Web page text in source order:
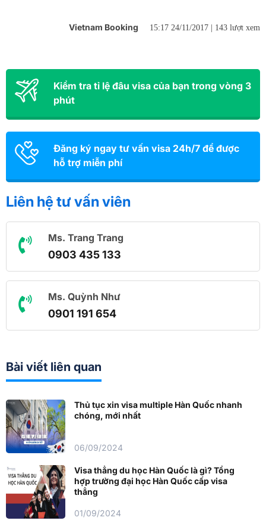
Vietnam Booking 15:17 24/11/2017 | 143 lượt xem
Kiểm tra tỉ lệ đâu visa của bạn trong vòng 3
phút
Đăng ký ngay tư vấn visa 24h/7 để được
hỗ trợ miễn phí
Liên hệ tư vấn viên
Ms. Trang Trang
0903 435 133
Ms. Quỳnh Như
0901 191 654
Bài viết liên quan
Thủ tục xin visa multiple Hàn Quốc nhanh
chóng, mới nhất
06/09/2024
Visa thẳng du học Hàn Quốc là gì? Tổng
hợp trường đại học Hàn Quốc cấp visa
thẳng
01/09/2024